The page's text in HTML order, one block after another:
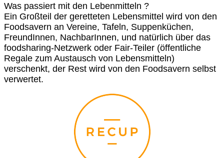
Was passiert mit den Lebenmitteln ?
Ein Großteil der geretteten Lebensmittel wird von den
Foodsavern an Vereine, Tafeln, Suppenküchen,
FreundInnen, NachbarInnen, und natürlich über das
foodsharing-Netzwerk oder Fair-Teiler (öffentliche
Regale zum Austausch von Lebensmitteln)
verschenkt, der Rest wird von den Foodsavern selbst
verwertet.